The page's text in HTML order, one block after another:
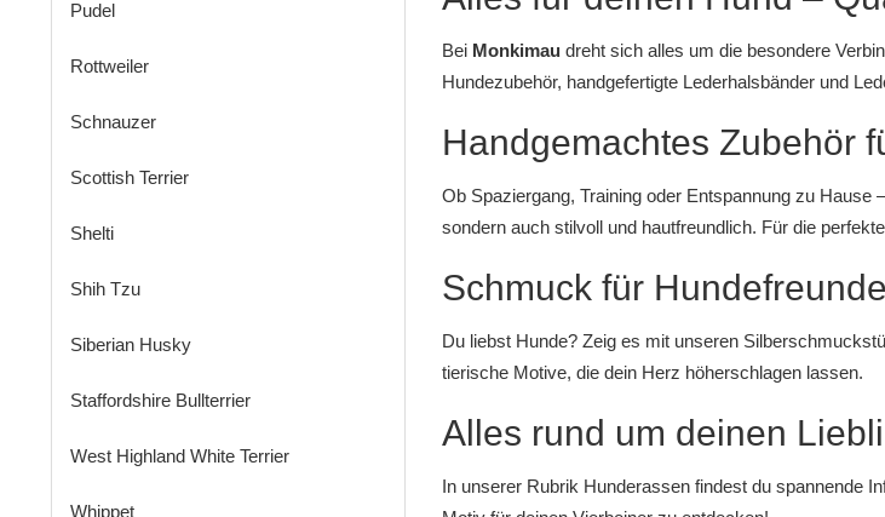
Bei Monkimaudreht sich alles um die besondere
Hundezubehör, handgefertigte Lederhalsbänderund
Handgemachtes Zubehör
Ob Spaziergang, Training oder Entspannung zu Hause
sondern auch stilvoll und hautfreundlich. Für die
Schmuck für Hundefreunde
Du liebst Hunde? Zeig es mit unseren
tierische Motive, die dein Herz höherschlagen lassen.
Alles rund um deinen
In unserer Rubrik Hunderassenfindest du spannende
Pudel
Rottweiler
Schnauzer
Scottish Terrier
Shelti
Shih Tzu
Siberian Husky
Staffordshire Bullterrier
West Highland White Terrier
Whippet